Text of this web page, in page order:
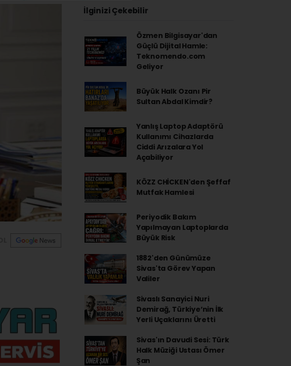
İlginizi Çekebilir
Özmen Bilgisayar'dan
Güçlü Dijital Hamle:
Teknomendo.com
Geliyor
Büyük Halk Ozanı Pir
Sultan Abdal Kimdir?
Yanlış Laptop Adaptörü
Kullanımı Cihazlarda
Ciddi Arızalara Yol
Açabiliyor
KÖZZ CHİCKEN'den Şeffaf
Mutfak Hamlesi
Periyodik Bakım
Yapılmayan Laptoplarda
Büyük Risk
1882'den Günümüze
Sivas'ta Görev Yapan
Valiler
Sivaslı Sanayici Nuri
Demirağ, Türkiye’nin İlk
Yerli Uçaklarını Üretti
Sivas'ın Davudi Sesi: Türk
Halk Müziği Ustası Ömer
Şan